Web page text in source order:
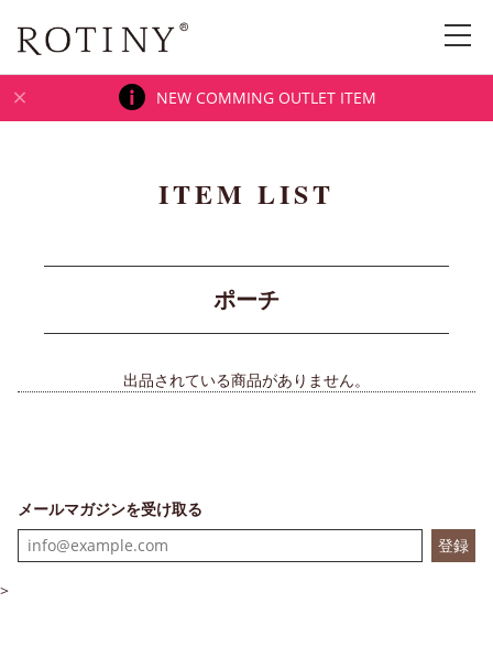
NEW COMMING OUTLET ITEM
ITEM LIST
メールマガジンを受け取る
登録
ポーチ
出品されている商品がありません。
>